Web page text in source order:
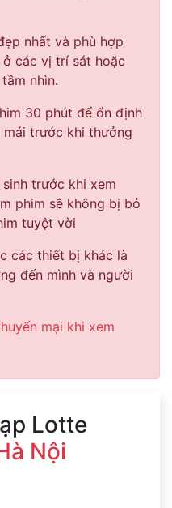
nhất và phù hợp
các vị trí sát hoặc
nhìn.
30 phút để ổn định
trước khi thưởng
trước khi xem
phim sẽ không bị bỏ
tuyệt vời
các thiết bị khác là
đến mình và người
mại khi xem
Lotte
Nội